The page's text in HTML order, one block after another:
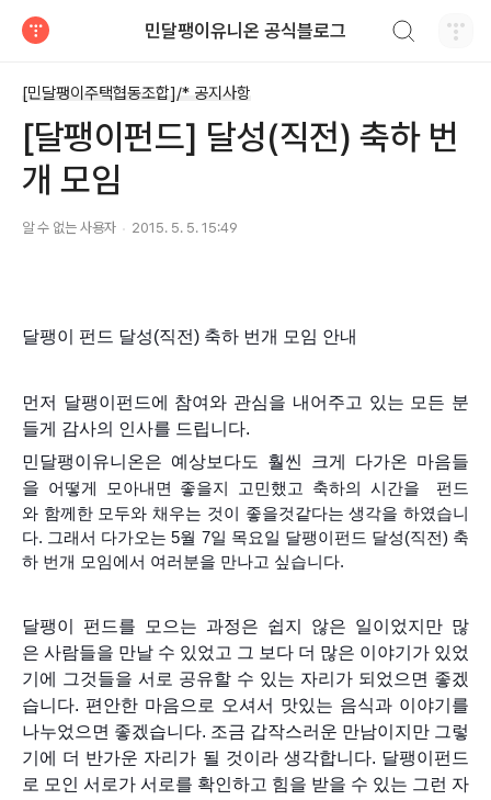
민달팽이유니온 공식블로그
[민달팽이주택협동조합]/* 공지사항
[달팽이펀드] 달성(직전) 축하 번
개 모임
알 수 없는 사용자 2015. 5. 5. 15:49
달팽이 펀드 달성(직전) 축하 번개 모임 안내
먼저 달팽이펀드에 참여와 관심을 내어주고 있는 모든 분
들게 감사의 인사를 드립니다.
민달팽이유니온은 예상보다도 훨씬 크게 다가온 마음들
을
어떻게 모아내면 좋을지 고민했고 축하의 시간을 펀드
와 함께한 모두와 채우는 것이 좋을것같다는 생각을 하였습니
다. 그래서 다가오는 5월 7일 목요일 달팽이펀드 달성(직전) 축
하 번개 모임에서 여러분을 만나고 싶습니다.
달팽이 펀드를 모으는 과정은 쉽지 않은 일이었지만 많
은 사람들을 만날 수 있었고 그 보다 더 많은 이야기가 있었
기에 그것들을 서로 공유할 수 있는 자리가 되었으면 좋겠
습니다. 편안한 마음으로 오셔서 맛있는 음식과 이야기를
나누었으면 좋겠습니다. 조금 갑작스러운 만남이지만 그렇
기에
더 반가운 자리가 될 것이라 생각합니다. 달팽이펀드
로 모인 서로가 서로를 확인하고 힘을 받을 수 있는 그런 자